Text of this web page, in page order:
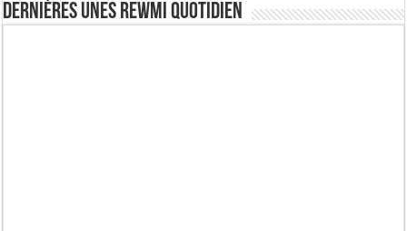
Dernières Unes Rewmi Quotidien